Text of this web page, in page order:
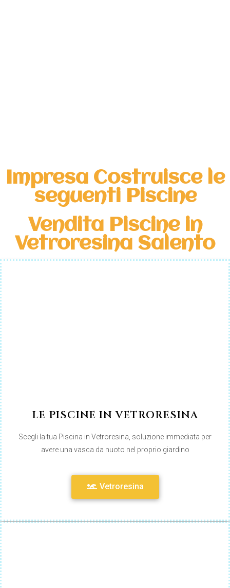
Impresa Costruisce le
seguenti Piscine
Vendita Piscine in
Vetroresina Salento
LE PISCINE IN VETRORESINA
Scegli la tua Piscina in Vetroresina, soluzione immediata per
avere una vasca da nuoto nel proprio giardino
Vetroresina